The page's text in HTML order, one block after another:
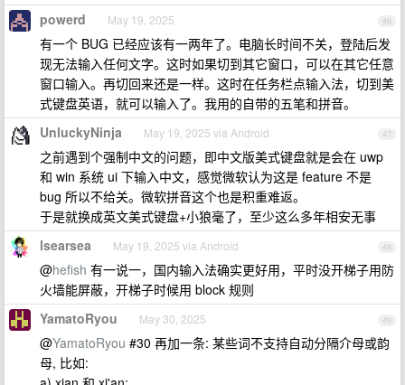
46
powerd May 19, 2025
有一个 BUG 已经应该有一两年了。电脑长时间不关，登陆后发
现无法输入任何文字。这时如果切到其它窗口，可以在其它任意
窗口输入。再切回来还是一样。这时在任务栏点输入法，切到美
式键盘英语，就可以输入了。我用的自带的五笔和拼音。
47
UnluckyNinja May 19, 2025 via Android
之前遇到个强制中文的问题，即中文版美式键盘就是会在 uwp
和 win 系统 ui 下输入中文，感觉微软认为这是 feature 不是
bug 所以不给关。微软拼音这个也是积重难返。
于是就换成英文美式键盘+小狼毫了，至少这么多年相安无事
48
lsearsea May 19, 2025 via Android
@hefish 有一说一，国内输入法确实更好用，平时没开梯子用防
火墙能屏蔽，开梯子时候用 block 规则
49
YamatoRyou May 30, 2025
@YamatoRyou #30 再加一条: 某些词不支持自动分隔介母或韵
母, 比如: